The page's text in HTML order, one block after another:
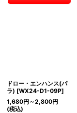
ドロー・エンハンス(パ
ラ) [WX24-D1-09P]
1,680円 ～2,800円
(税込)